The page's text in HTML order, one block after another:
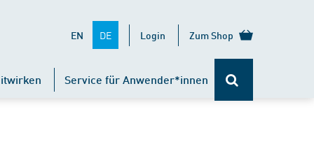
EN DE Login Zum Shop
Service für Anwender*innen